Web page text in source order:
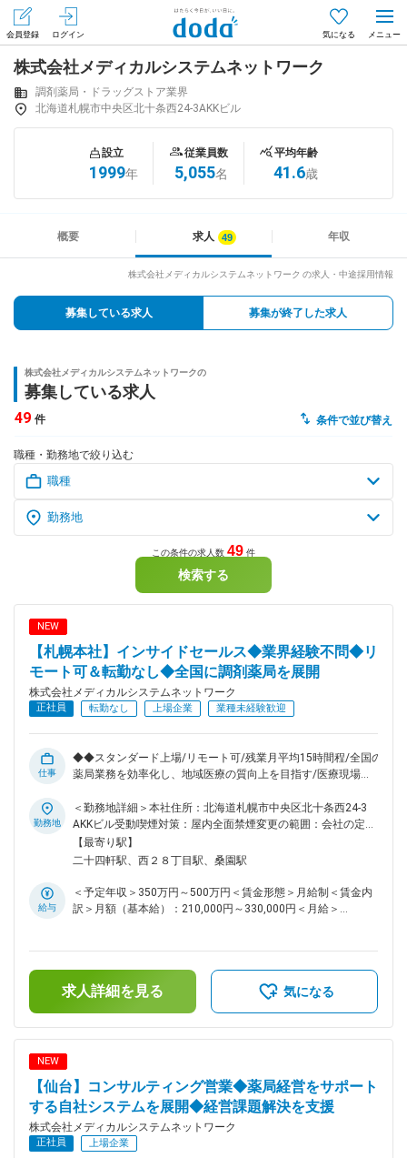
会員登録 ログイン 気になる
会員登録（無料）
はじめてdodaをご利用される方へ
求人を紹介してもらう
知りたい・聞きたい
専門サイト
対応時間：10:00～22:00(日曜・年末年始を除く)
自動案内は24時間365日対応
転職の「モヤモヤ」、一人で悩まず
気軽に相談してみませんか？
dodaの使い方は？
ヘルプ
株式会社メディカルシステムネットワーク
調剤薬局・ドラッグストア業界
北海道札幌市中央区北十条西24-3AKKビル
設立
1999年
従業員数
5,055名
平均年齢
41.6歳
概要 求人 年収
株式会社メディカルシステムネットワーク の求人・中途採用情報
募集している求人 募集が終了した求人
株式会社メディカルシステムネットワークの
募集している求人
49 件 条件で並び替え
職種・勤務地で絞り込む
この条件の求人数 49 件
検索する
NEW
【札幌本社】インサイドセールス◆業界経験不問◆リ
モート可＆転勤なし◆全国に調剤薬局を展開
株式会社メディカルシステムネットワーク
正社員 転勤なし 上場企業 業種未経験歓迎
仕事
◆◆スタンダード上場/リモート可/残業月平均15時間程/全国の
薬局業務を効率化し、地域医療の質向上を目指す/医療現場を
当社。調剤薬局に対して、医薬品の在庫管理システムを拡販し
ていくために、新組織を立ち上げました。 今回は、弊社シス
テムの更なる拡販を目指して、インサイドセールスのポジショ
ンを募集します。今後も規模拡大が見込まれる重要なポジショ
お任せいたします。DM送付や電話でのアポイント取得を通
じ、営業担当へ商談機会をつなぐ「橋渡し」がミッション。契
療業界の知識は入社後にしっかり学べるため、業界未経験の方
も安心してスタートできます。 ＜具体的な業務＞ ・ターゲッ
トへのDM送付 ・電話によるアポイント取得 ・その他、事務処
OJTを行っていく予定です。分からないことはすぐに相談で
すい環境 月平均残業15時間程度、業務内容に応じてリモート
ワークも可能と、ワークライフバランスは抜群。産育休後の復
帰率は約98％と高く、ライフステージが変わっても長く働け
る環境があります。年間休日125日、各種休暇制度や福利厚生
も充実しています。 ■当社の特徴 医薬品ネットワーク事業・
勤務地
＜勤務地詳細＞本社住所：北海道札幌市中央区北十条西24-3
AKKビル受動喫煙対策：屋内全面禁煙変更の範囲：会社の定め
る事業所（リモートワーク含む）
【最寄り駅】
二十四軒駅、西２８丁目駅、桑園駅
給与
＜予定年収＞350万円～500万円＜賃金形態＞月給制＜賃金内
訳＞月額（基本給）：210,000円～330,000円＜月給＞
支給）賃金はあくまでも目安の金額であり、選考を通じて上下
する可能性があります。月給(月額)は固定手当を含めた表記で
求人詳細を見る 気になる
NEW
【仙台】コンサルティング営業◆薬局経営をサポート
する自社システムを展開◆経営課題解決を支援
株式会社メディカルシステムネットワーク
正社員 上場企業